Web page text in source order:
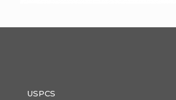
USPCS